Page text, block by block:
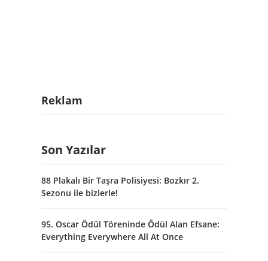
Reklam
Son Yazılar
88 Plakalı Bir Taşra Polisiyesi: Bozkır 2.
Sezonu ile bizlerle!
95. Oscar Ödül Töreninde Ödül Alan Efsane:
Everything Everywhere All At Once